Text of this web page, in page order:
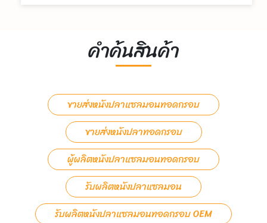
คำค้นสินค้า
ขายส่งหนังปลาแซลมอนทอดกรอบ
ขายส่งหนังปลาทอดกรอบ
ผู้ผลิตหนังปลาแซลมอนทอดกรอบ
รับผลิตหนังปลาแซลมอน
รับผลิตหนังปลาแซลมอนทอดกรอบ OEM